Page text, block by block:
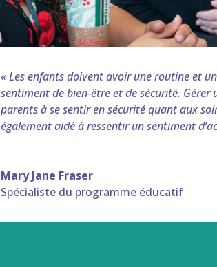
« Les enfants doivent avoir une routine et
sentiment de bien-être et de sécurité.
parents à se sentir en sécurité quant aux
également aidé à ressentir un sentiment
Mary Jane Fraser
Spécialiste du programme éducatif